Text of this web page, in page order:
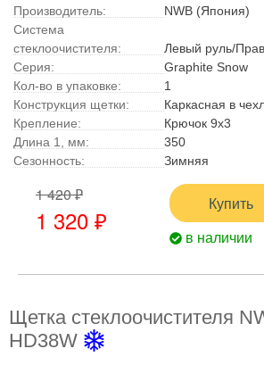
Производитель:
NWB (Япония)
Система
стеклоочистителя:
Левый руль/
Серия:
Graphite Snow
Кол-во в упаковке:
1
Конструкция щетки:
Каркасная в
Крепление:
Крючок 9x3
Длина 1, мм:
350
Сезонность:
Зимняя
1 420 ₽
1 320 ₽
Купить
в наличии
Щетка стеклоочистителя
HD38W